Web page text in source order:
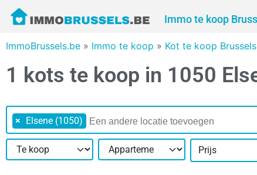
Immo te koop
ImmoBrussels.be » Immo te koop » Kot te koop
1 kots te koop in 1050
× Elsene (1050)
Prijs